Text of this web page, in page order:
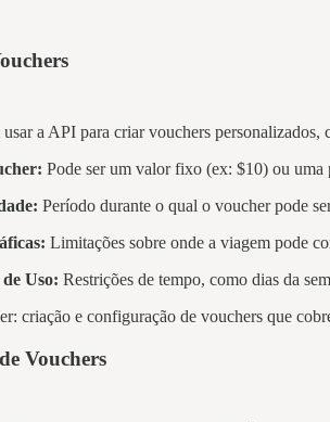
a API para criar vouchers
Pode ser um valor fixo (ex: $10) ou uma
Período durante o qual o voucher pode
Limitações sobre onde a viagem pode
Uso: Restrições de tempo, como dias da
criação e configuração de vouchers que
Vouchers